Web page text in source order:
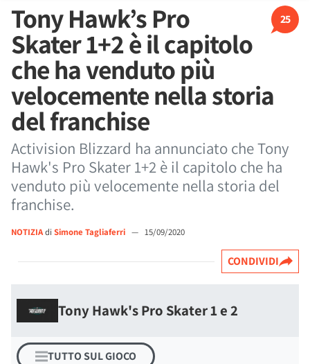
25
Tony Hawk’s Pro
Skater 1+2 è il capitolo
che ha venduto più
velocemente nella storia
del franchise
Activision Blizzard ha annunciato che Tony
Hawk's Pro Skater 1+2 è il capitolo che ha
venduto più velocemente nella storia del
franchise.
NOTIZIAdi Simone Tagliaferri — 15/09/2020
CONDIVIDI
Tony Hawk's Pro Skater 1 e 2
TUTTO SUL GIOCO